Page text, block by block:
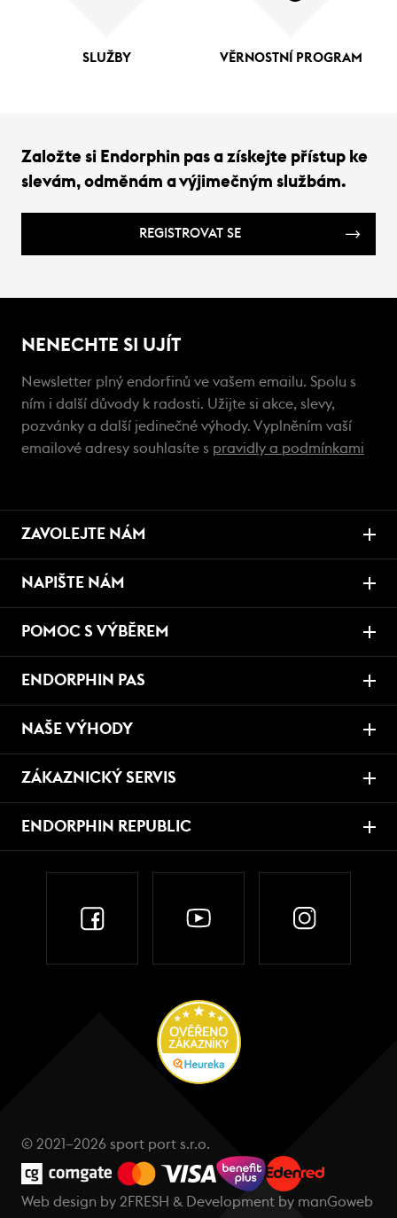
SLUŽBY VĚRNOSTNÍ PROGRAM
Založte si Endorphin pas a získejte přístup ke
slevám, odměnám a výjimečným službám.
REGISTROVAT SE
NENECHTE SI UJÍT
Newsletter plný endorfinů ve vašem emailu. Spolu s
ním i další důvody k radosti. Užijte si akce, slevy,
pozvánky a další jedinečné výhody. Vyplněním vaší
emailové adresy souhlasíte s pravidly a podmínkami
ZAVOLEJTE NÁM
NAPIŠTE NÁM
POMOC S VÝBĚREM
ENDORPHIN PAS
NAŠE VÝHODY
ZÁKAZNICKÝ SERVIS
ENDORPHIN REPUBLIC
© 2021–2026 sport port s.r.o.
Web design by 2FRESH & Development by manGoweb